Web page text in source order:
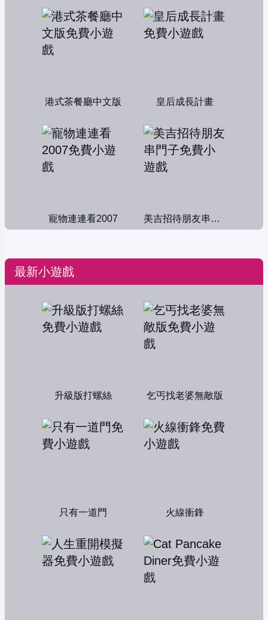
港式茶餐廳中文版 皇后成長計畫
寵物連連看2007 美吉招待朋友串門子
最新小遊戲
升級版打螺絲 乞丐找老婆無敵版
只有一道門 火線衝鋒